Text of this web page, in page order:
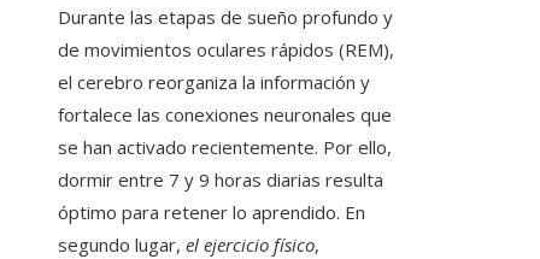
Durante las etapas de sueño profundo y
de movimientos oculares rápidos (REM),
el cerebro reorganiza la información y
fortalece las conexiones neuronales que
se han activado recientemente. Por ello,
dormir entre 7 y 9 horas diarias resulta
óptimo para retener lo aprendido. En
segundo lugar, el ejercicio físico,